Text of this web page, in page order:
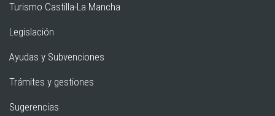
Turismo Castilla-La Mancha
Legislación
Ayudas y Subvenciones
Trámites y gestiones
Sugerencias